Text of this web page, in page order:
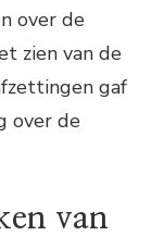
over de
zien van de
gaf
over de
van